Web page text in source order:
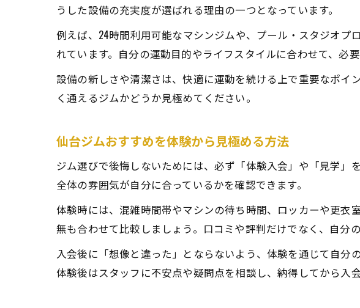
うした設備の充実度が選ばれる理由の一つとなっています。
例えば、24時間利用可能なマシンジムや、プール・スタジオ
れています。自分の運動目的やライフスタイルに合わせて、必
設備の新しさや清潔さは、快適に運動を続ける上で重要なポ
く通えるジムかどうか見極めてください。
仙台ジムおすすめを体験から見極める方法
ジム選びで後悔しないためには、必ず「体験入会」や「見学
全体の雰囲気が自分に合っているかを確認できます。
体験時には、混雑時間帯やマシンの待ち時間、ロッカーや更
無も合わせて比較しましょう。口コミや評判だけでなく、自分
入会後に「想像と違った」とならないよう、体験を通じて自分
体験後はスタッフに不安点や疑問点を相談し、納得してから入